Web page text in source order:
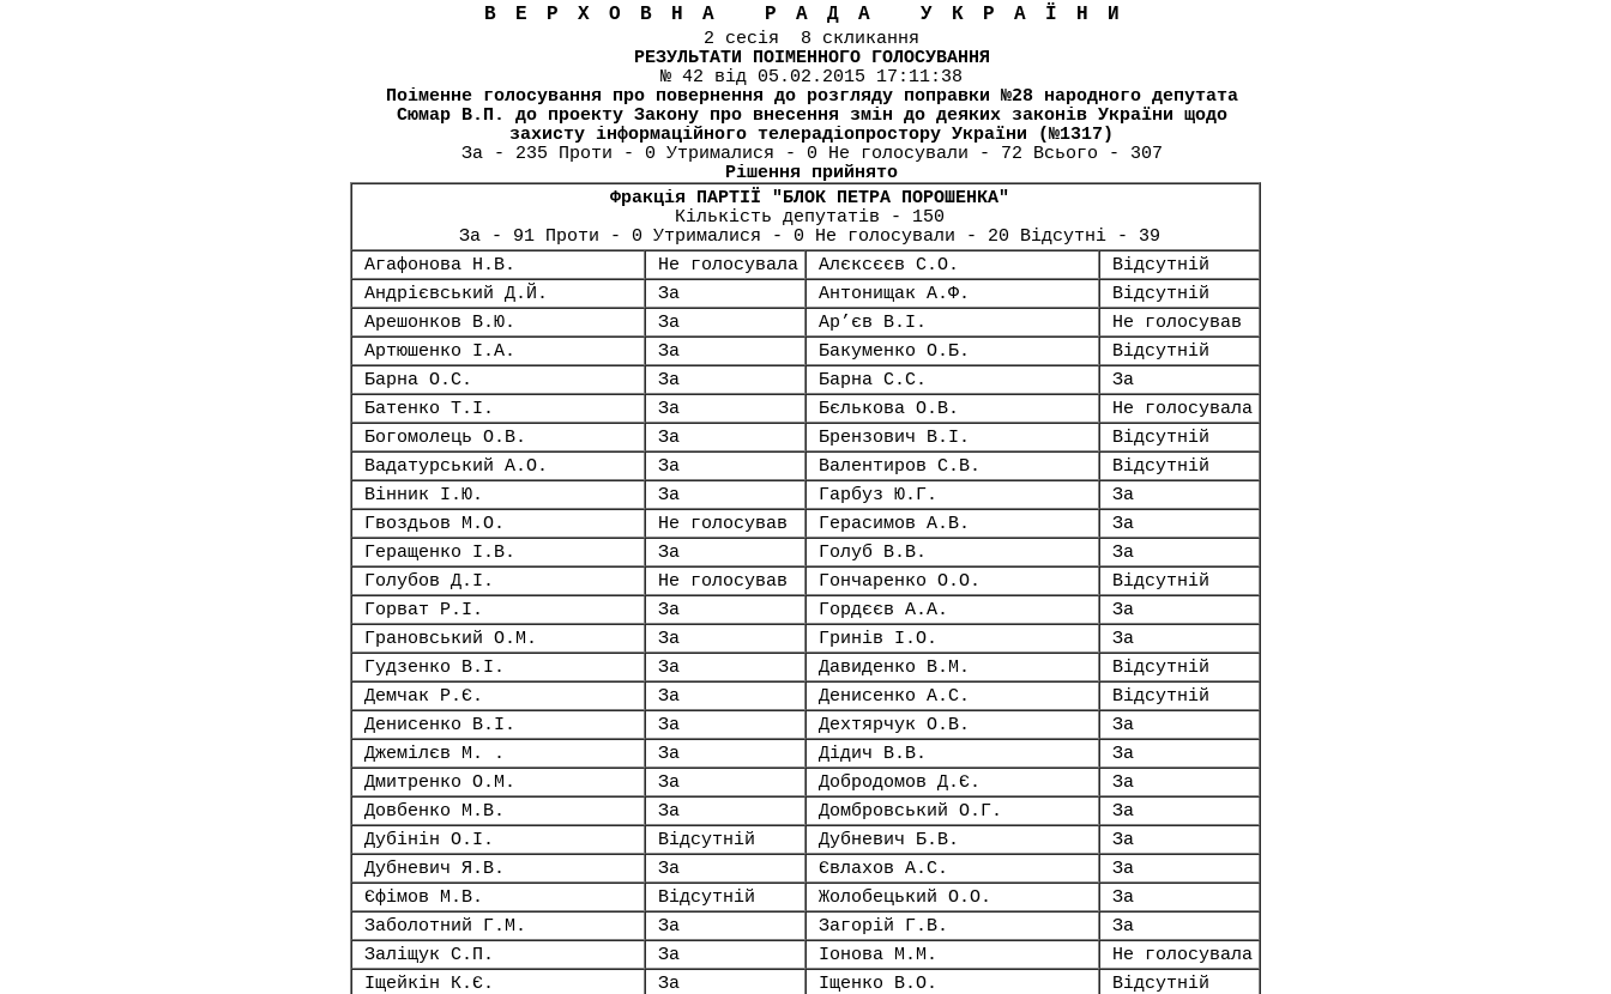
ВЕРХОВНА РАДА УКРАЇНИ
2 сесія 8 скликання
РЕЗУЛЬТАТИ ПОІМЕННОГО ГОЛОСУВАННЯ
№ 42 від 05.02.2015 17:11:38
Поіменне голосування про повернення до розгляду поправки №28 народного депутата
Сюмар В.П. до проекту Закону про внесення змін до деяких законів України щодо
захисту інформаційного телерадіопростору України (№1317)
За - 235 Проти - 0 Утрималися - 0 Не голосували - 72 Всього - 307
Рішення прийнято
Фракція ПАРТІЇ "БЛОК ПЕТРА ПОРОШЕНКА"
Кількість депутатів - 150
За - 91 Проти - 0 Утрималися - 0 Не голосували - 20 Відсутні - 39
Агафонова Н.В.
Не голосувала Алєксєєв С.О.
Відсутній
Андрієвський Д.Й.
За Антонищак А.Ф.
Відсутній
Арешонков В.Ю.
За Ар’єв В.І.
Не голосував
Артюшенко І.А.
За Бакуменко О.Б.
Відсутній
Барна О.С.
За Барна С.С.
За
Батенко Т.І.
За Бєлькова О.В.
Не голосувала
Богомолець О.В.
За Брензович В.І.
Відсутній
Вадатурський А.О.
За Валентиров С.В.
Відсутній
Вінник І.Ю.
За Гарбуз Ю.Г.
За
Гвоздьов М.О.
Не голосував Герасимов А.В.
За
Геращенко І.В.
За Голуб В.В.
За
Голубов Д.І.
Не голосував Гончаренко О.О.
Відсутній
Горват Р.І.
За Гордєєв А.А.
За
Грановський О.М.
За Гринів І.О.
За
Гудзенко В.І.
За Давиденко В.М.
Відсутній
Демчак Р.Є.
За Денисенко А.С.
Відсутній
Денисенко В.І.
За Дехтярчук О.В.
За
Джемілєв М. .
За Дідич В.В.
За
Дмитренко О.М.
За Добродомов Д.Є.
За
Довбенко М.В.
За Домбровський О.Г.
За
Дубінін О.І.
Відсутній Дубневич Б.В.
За
Дубневич Я.В.
За Євлахов А.С.
За
Єфімов М.В.
Відсутній Жолобецький О.О.
За
Заболотний Г.М.
За Загорій Г.В.
За
Заліщук С.П.
За Іонова М.М.
Не голосувала
Іщейкін К.Є.
За Іщенко В.О.
Відсутній